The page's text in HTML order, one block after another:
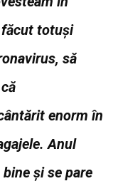
totuşi
să
enorm în
Anul
şi se pare